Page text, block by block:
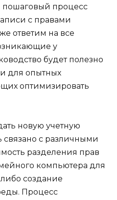
пошаговый процесс
с правами
ответим на все
у
будет полезно
для опытных
оптимизировать
новую учетную
связано с различными
разделения прав
компьютера для
создание
Процесс